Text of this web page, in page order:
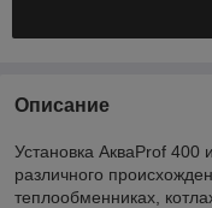
Описание
Установка АкваProf 400
различного
теплообменниках,